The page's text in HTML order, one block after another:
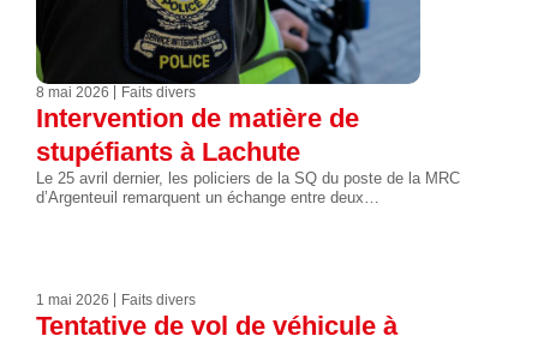
8 mai 2026 Faits divers
Intervention de matière de
stupéfiants à Lachute
Le 25 avril dernier, les policiers de la SQ du poste de la MRC
d’Argenteuil remarquent un échange entre deux…
1 mai 2026 Faits divers
Tentative de vol de véhicule à